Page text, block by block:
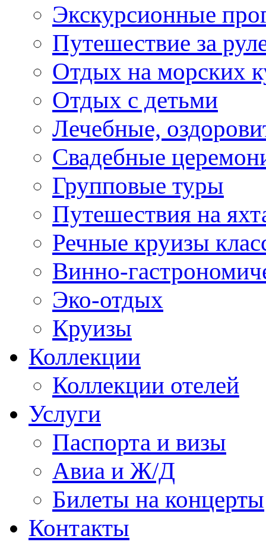
Экскурсионные
Путешествие за
Отдых на морских
Отдых с детьми
Лечебные,
Свадебные
Групповые туры
Путешествия на
Речные круизы
Винно-
Эко-отдых
Круизы
Коллекции
Коллекции отелей
Услуги
Паспорта и визы
Авиа и Ж/Д
Билеты на концерты
Контакты